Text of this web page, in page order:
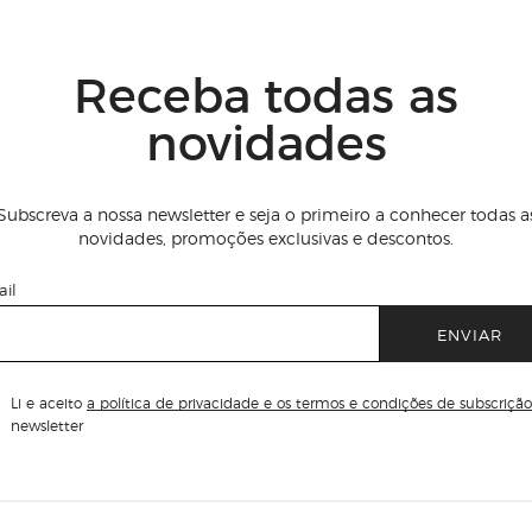
Receba todas as
novidades
a nossa newsletter e seja o primeiro a conhecer todas
novidades, promoções exclusivas e descontos.
ENVIAR
Li e aceito a política de privacidade e os termos e condições de subscrição
newsletter